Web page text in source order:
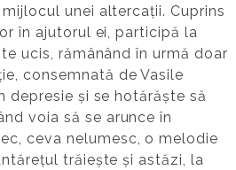
unei altercații. Cuprins
în ajutorul ei, participă la
ucis, rămânând în urmă doar
consemnată de Vasile
depresie și se hotărăște să
voia să se arunce în
ceva nelumesc, o melodie
trăiește și astăzi, la